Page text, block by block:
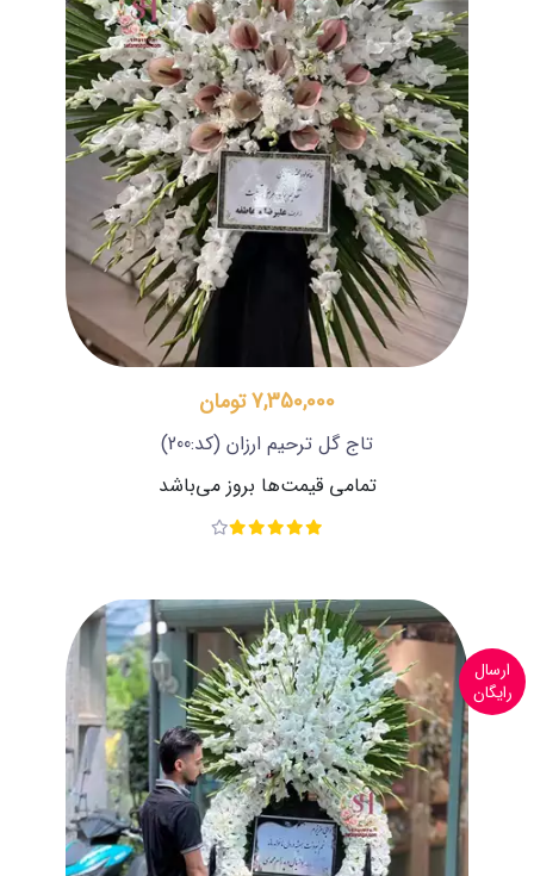
7,350,000 تومان
تاج گل ترحیم ارزان (کد:200)
تمامی قیمت‌ها بروز می‌باشد
ارسال
رایگان